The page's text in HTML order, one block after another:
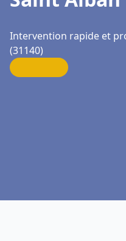
Intervention rapide et
(31140)